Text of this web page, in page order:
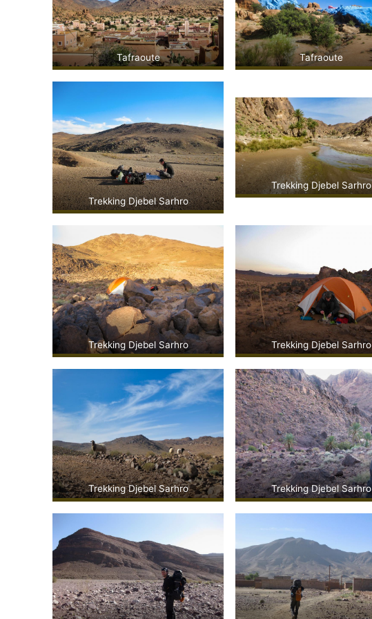
Tafraoute Tafraoute
Trekking Djebel Sarhro
Trekking Djebel Sarhro
Trekking Djebel Sarhro Trekking Djebel Sarhro
Trekking Djebel Sarhro Trekking Djebel Sarhro